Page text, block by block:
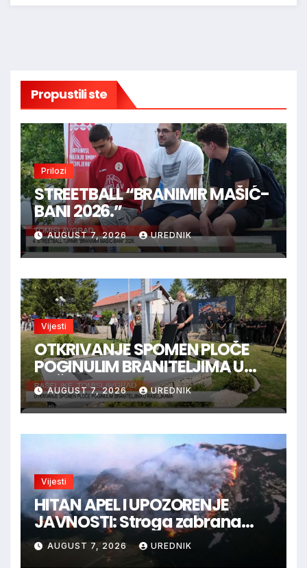
Propustili ste
Prilozi
STREETBALL “BRANIMIR MAŠIĆ-
BANI 2026.”
AUGUST 7, 2026 UREDNIK
Vijesti
OTKRIVANJE SPOMEN PLOČE
POGINULIM BRANITELJIMA U
RAŠELJKAMA
AUGUST 7, 2026 UREDNIK
Vijesti
HITAN APEL I UPOZORENJE
JAVNOSTI: Stroga zabrana
loženja vatre u Parku prirode
Blidinje!
AUGUST 7, 2026 UREDNIK